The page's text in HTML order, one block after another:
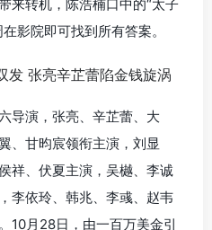
来转机，陈浩楠口中的“太子
影院即可找到所有答案。
导演，张亮、辛芷蕾、大
、甘昀宸领衔主演，刘显
祥、伏夏主演，吴樾、李诚
李依玲、韩兆、李彧、赵韦
10月28日，由一百万美金引